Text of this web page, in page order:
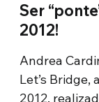
Ser
2012!
Andrea
Let’s Bridge,
2012,